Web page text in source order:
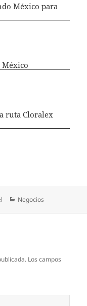
México para
ruta Cloralex
Categorías
Negocios
Los campos